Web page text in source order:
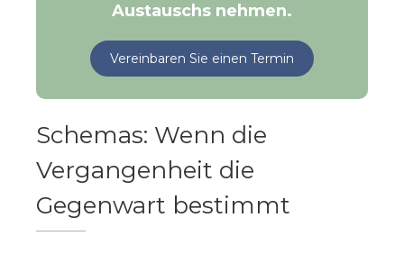
Austauschs nehmen.
Vereinbaren Sie einen Termin
Schemas: Wenn die
Vergangenheit die
Gegenwart bestimmt